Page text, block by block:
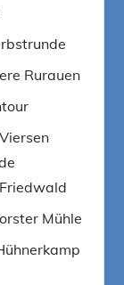
Rurauen
Mühle